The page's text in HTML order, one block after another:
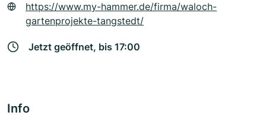
https://www.my-hammer.de/firma/waloch-
gartenprojekte-tangstedt/
Jetzt geöffnet, bis 17:00
Info